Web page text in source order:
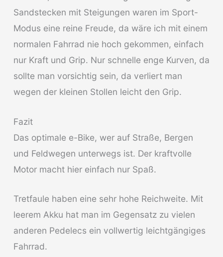
Sandstecken mit Steigungen waren im Sport-
Modus eine reine Freude, da wäre ich mit einem
normalen Fahrrad nie hoch gekommen, einfach
nur Kraft und Grip. Nur schnelle enge Kurven, da
sollte man vorsichtig sein, da verliert man
wegen der kleinen Stollen leicht den Grip.
Fazit
Das optimale e-Bike, wer auf Straße, Bergen
und Feldwegen unterwegs ist. Der kraftvolle
Motor macht hier einfach nur Spaß.
Tretfaule haben eine sehr hohe Reichweite. Mit
leerem Akku hat man im Gegensatz zu vielen
anderen Pedelecs ein vollwertig leichtgängiges
Fahrrad.